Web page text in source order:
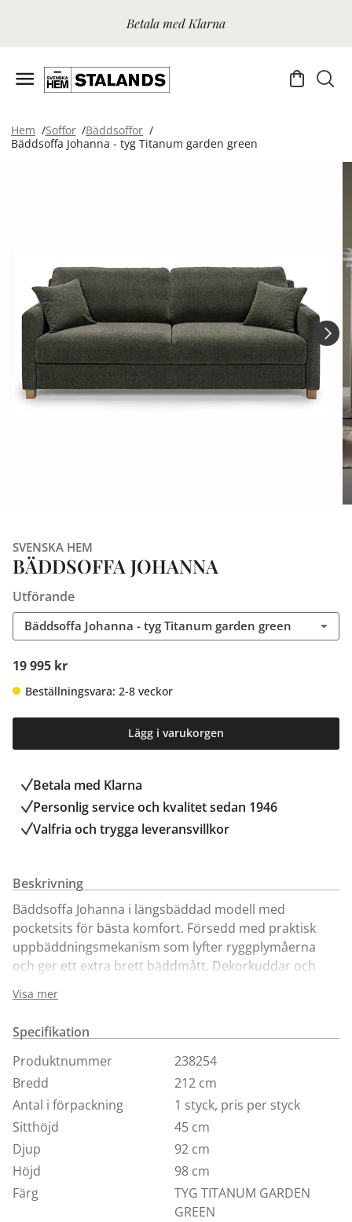
Betala med Klarna
Hem Soffor
Bäddsoffor
Bäddsoffa Johanna - tyg Titanum garden green
SVENSKA HEM
BÄDDSOFFA JOHANNA
Utförande
Bäddsoffa Johanna - tyg Titanum garden green
19 995 kr
Beställningsvara: 2-8 veckor
Lägg i varukorgen
Betala med Klarna
Personlig service och kvalitet sedan 1946
Valfria och trygga leveransvillkor
Beskrivning
Bäddsoffa Johanna i längsbäddad modell med
pocketsits för bästa komfort. Försedd med praktisk
uppbäddningsmekanism som lyfter ryggplymåerna
och ger ett extra brett bäddmått. Dekorkuddar och
Bäddmått underbädd: 184x75 cm. Här visar vi
bäddsoffan i tyg Titanum med ben i oljad ek. För fler
tyger och färger besök våra butiker.
Visa mer
Specifikation
Produktnummer
238254
Bredd
212 cm
Antal i förpackning
1 styck, pris per styck
Sitthöjd
45 cm
Djup
92 cm
Höjd
98 cm
Färg
TYG TITANUM GARDEN
GREEN